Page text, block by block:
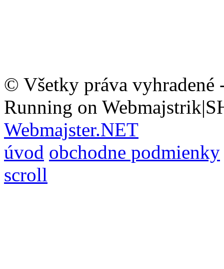
© Všetky práva vyhradené
Running on
Webmajster.NET
úvod obchodne podmienky
scroll